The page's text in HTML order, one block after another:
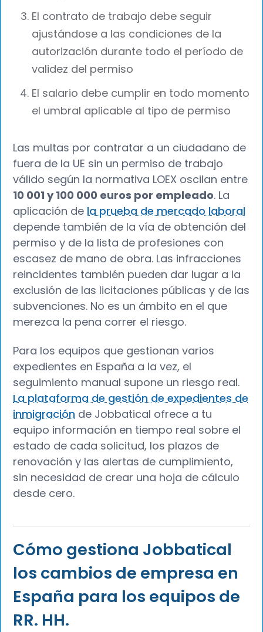
El contrato de trabajo debe seguir
ajustándose a las condiciones de la
autorización durante todo el período de
validez del permiso
El salario debe cumplir en todo momento
el umbral aplicable al tipo de permiso
Las multas por contratar a un ciudadano de
fuera de la UE sin un permiso de trabajo
válido según la normativa LOEX oscilan entre
10 001 y 100 000 euros por empleado. La
aplicación dela prueba de mercado laboral
depende también de la vía de obtención del
permiso y de la lista de profesiones con
escasez de mano de obra. Las infracciones
reincidentes también pueden dar lugar a la
exclusión de las licitaciones públicas y de las
subvenciones. No es un ámbito en el que
merezca la pena correr el riesgo.
Para los equipos que gestionan varios
expedientes en España a la vez, el
seguimiento manual supone un riesgo real.
La plataforma de gestión de expedientes de
inmigración de Jobbatical ofrece a tu
equipo información en tiempo real sobre el
estado de cada solicitud, los plazos de
renovación y las alertas de cumplimiento,
sin necesidad de crear una hoja de cálculo
desde cero.
Cómo gestiona Jobbatical
los cambios de empresa en
España para los equipos de
RR. HH.